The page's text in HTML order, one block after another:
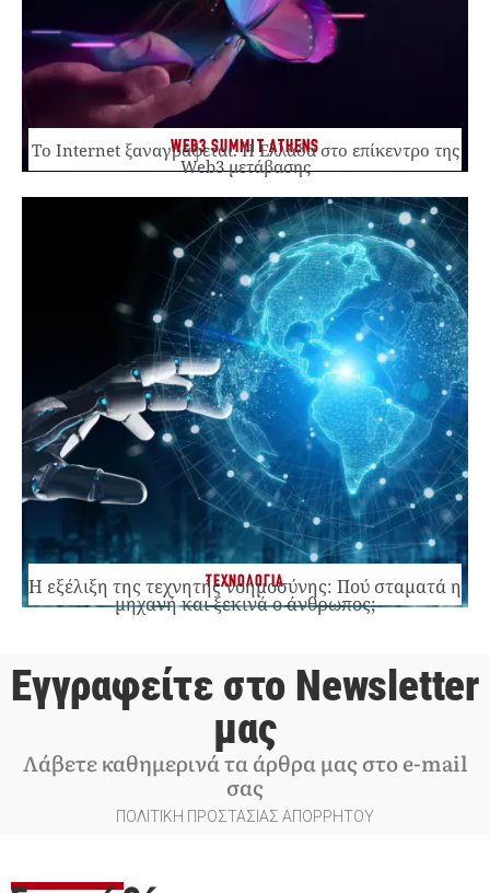
WEB3 SUMMIT ATHENS
Το Internet ξαναγράφεται. Η Ελλάδα στο επίκεντρο της
Web3 μετάβασης
ΤΕΧΝΟΛΟΓΙΑ
Η εξέλιξη της τεχνητής νοημοσύνης: Πού σταματά η
μηχανή και ξεκινά ο άνθρωπος;
Εγγραφείτε στο Newsletter
μας
Λάβετε καθημερινά τα άρθρα μας στο e-mail
σας
ΠΟΛΙΤΙΚΗ ΠΡΟΣΤΑΣΙΑΣ ΑΠΟΡΡΗΤΟΥ